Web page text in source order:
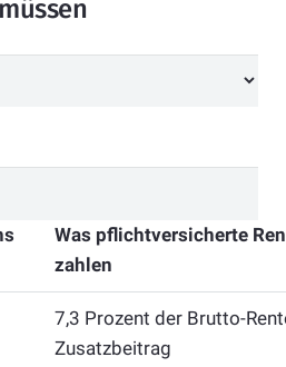
Was pflichtversicherte
zahlen
7,3 Prozent der Brutto-
Zusatzbeitrag